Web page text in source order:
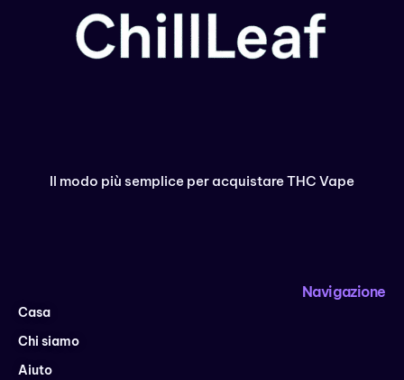
Il modo più semplice per acquistare THC Vape
Navigazione
Casa
Chi siamo
Aiuto